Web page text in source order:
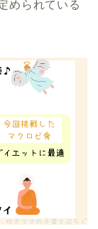
められている